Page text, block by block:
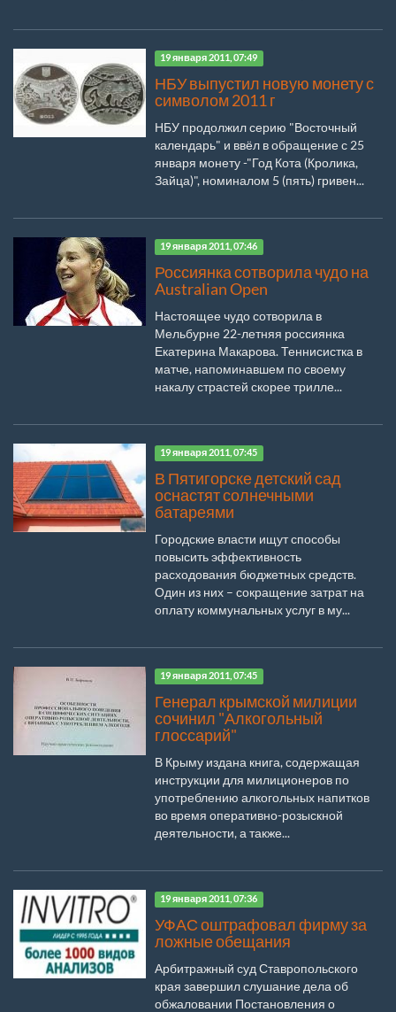
19 января 2011, 07:49
НБУ выпустил новую монету с
символом 2011 г
НБУ продолжил серию "Восточный
календарь" и ввёл в обращение с 25
января монету -"Год Кота (Кролика,
Зайца)", номиналом 5 (пять) гривен...
19 января 2011, 07:46
Россиянка сотворила чудо на
Australian Open
Настоящее чудо сотворила в
Мельбурне 22-летняя россиянка
Екатерина Макарова. Теннисистка в
матче, напоминавшем по своему
накалу страстей скорее трилле...
19 января 2011, 07:45
В Пятигорске детский сад
оснастят солнечными
батареями
Городские власти ищут способы
повысить эффективность
расходования бюджетных средств.
Один из них – сокращение затрат на
оплату коммунальных услуг в му...
19 января 2011, 07:45
Генерал крымской милиции
сочинил "Алкогольный
глоссарий"
В Крыму издана книга, содержащая
инструкции для милиционеров по
употреблению алкогольных напитков
во время оперативно-розыскной
деятельности, а также...
19 января 2011, 07:36
УФАС оштрафовал фирму за
ложные обещания
Арбитражный суд Ставропольского
края завершил слушание дела об
обжаловании Постановления о